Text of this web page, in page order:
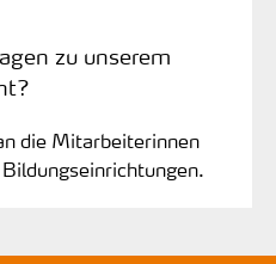
zu unserem
die Mitarbeiterinnen